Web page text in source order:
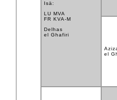
Isä:
LU MVA
FR KVA-M
Delhas
el Ghafiri
el